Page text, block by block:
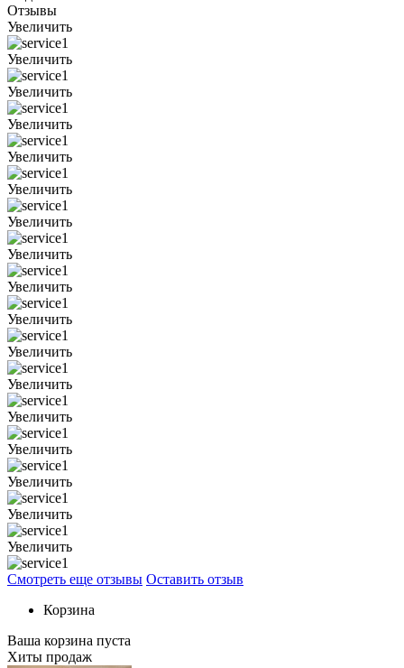
Отзывы
Увеличить
Увеличить
Увеличить
Увеличить
Увеличить
Увеличить
Увеличить
Увеличить
Увеличить
Увеличить
Увеличить
Увеличить
Увеличить
Увеличить
Увеличить
Увеличить
Увеличить
Смотреть еще отзывы Оставить отзыв
Корзина
Ваша корзина пуста
Хиты продаж